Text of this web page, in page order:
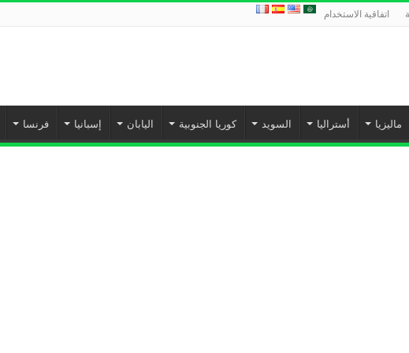
اتفاقية الاستخدام
ماليزيا أستراليا السويد كوريا الجنوبية اليابان إسبانيا‎ فرنسا